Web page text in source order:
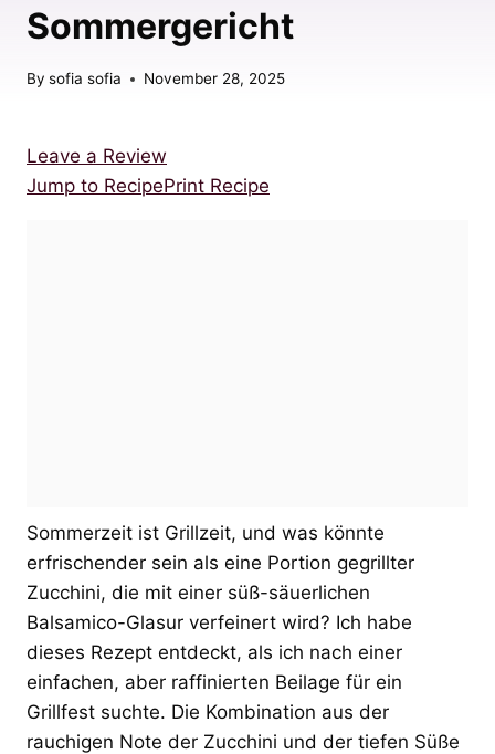
Sommergericht
By sofia sofia November 28, 2025
Jump to RecipePrint Recipe
Leave a Review
Sommerzeit ist Grillzeit, und was könnte
erfrischender sein als eine Portion gegrillter
Zucchini, die mit einer süß-säuerlichen
Balsamico-Glasur verfeinert wird? Ich habe
dieses Rezept entdeckt, als ich nach einer
einfachen, aber raffinierten Beilage für ein
Grillfest suchte. Die Kombination aus der
rauchigen Note der Zucchini und der tiefen Süße